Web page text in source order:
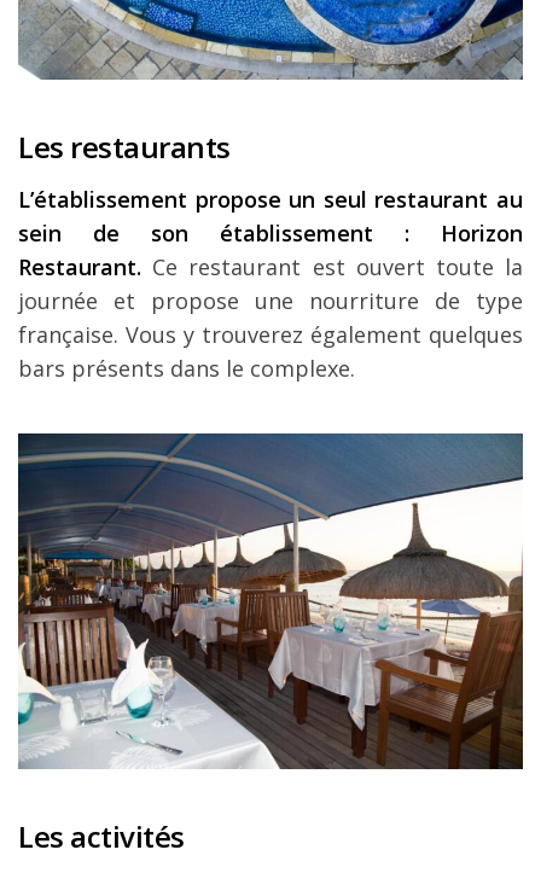
Les restaurants
L’établissement propose un seul restaurant au
sein de son établissement : Horizon
Restaurant. Ce restaurant est ouvert toute la
journée et propose une nourriture de type
française. Vous y trouverez également quelques
bars présents dans le complexe.
Les activités